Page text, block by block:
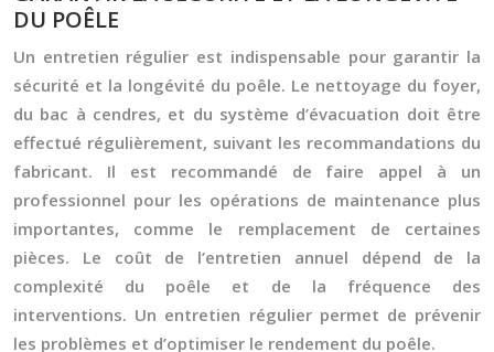
DU POÊLE
Un entretien régulier est indispensable pour garantir la
sécurité et la longévité du poêle. Le nettoyage du foyer,
du bac à cendres, et du système d’évacuation doit être
effectué régulièrement, suivant les recommandations du
fabricant. Il est recommandé de faire appel à un
professionnel pour les opérations de maintenance plus
importantes, comme le remplacement de certaines
pièces. Le coût de l’entretien annuel dépend de la
complexité du poêle et de la fréquence des
interventions. Un entretien régulier permet de prévenir
les problèmes et d’optimiser le rendement du poêle.